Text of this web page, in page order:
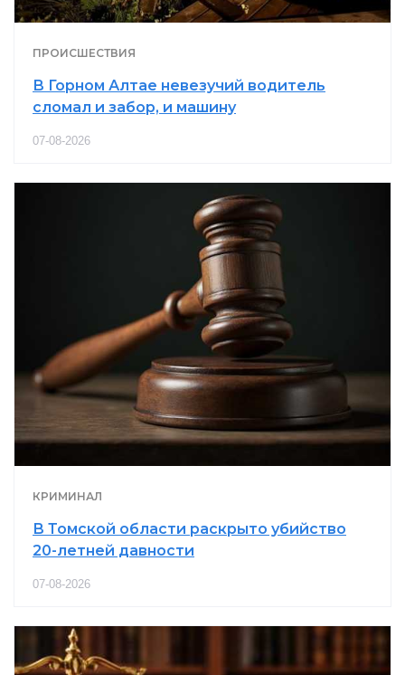
ПРОИСШЕСТВИЯ
В Горном Алтае невезучий водитель
сломал и забор, и машину
07-08-2026
КРИМИНАЛ
В Томской области раскрыто убийство
20-летней давности
07-08-2026